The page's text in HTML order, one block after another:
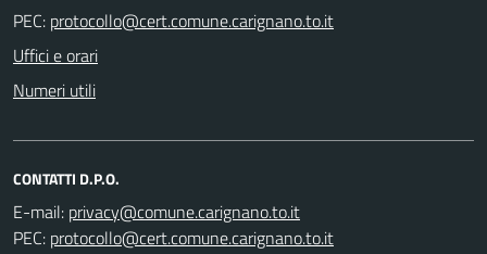
PEC:
Uffici e orari
Numeri utili
CONTATTI D.P.O.
E-mail:
PEC: